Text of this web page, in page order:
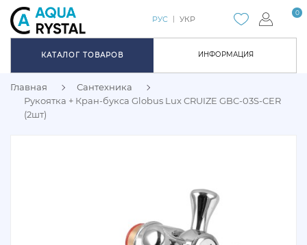
ИНФОРМАЦИЯ
0
РУС УКР
КАТАЛОГ ТОВАРОВ
Главная
Сантехника
Рукоятка + Кран-букса Globus Lux CRUIZE GBC-03S-CER
(2шт)